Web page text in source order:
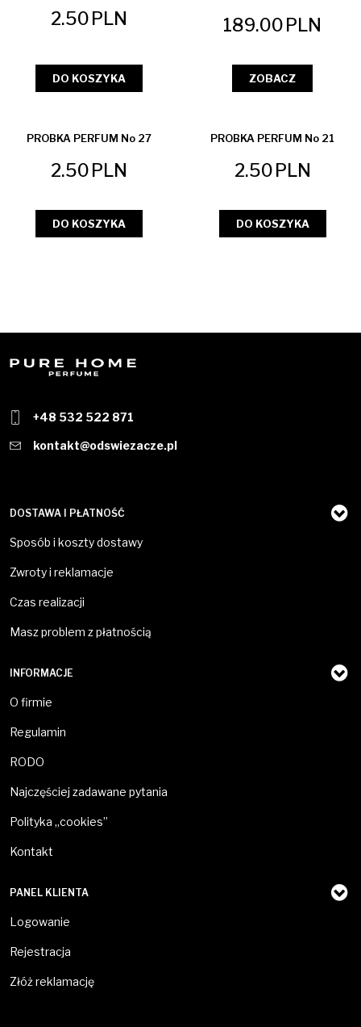
2.50PLN
DO KOSZYKA
189.00PLN
ZOBACZ
PROBKA PERFUM No 27
2.50PLN
DO KOSZYKA
PROBKA PERFUM No 21
2.50PLN
DO KOSZYKA
+48 532 522 871
kontakt@odswiezacze.pl
DOSTAWA I PŁATNOŚĆ
Sposób i koszty dostawy
Zwroty i reklamacje
Czas realizacji
Masz problem z płatnością
INFORMACJE
O firmie
Regulamin
RODO
Najczęściej zadawane pytania
Polityka „cookies”
Kontakt
PANEL KLIENTA
Logowanie
Rejestracja
Złóż reklamację